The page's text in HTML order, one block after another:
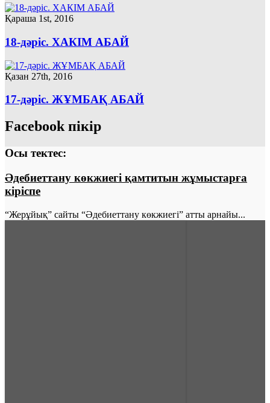
Қараша 1st, 2016
18-дәріс. ХАКІМ АБАЙ
Қазан 27th, 2016
17-дәріс. ЖҰМБАҚ АБАЙ
Facebook пікір
Осы тектес:
Әдебиеттану көкжиегі қамтитын жұмыстарға
кіріспе
“Жерұйық” сайты “Әдебиеттану көкжиегі” атты арнайы...